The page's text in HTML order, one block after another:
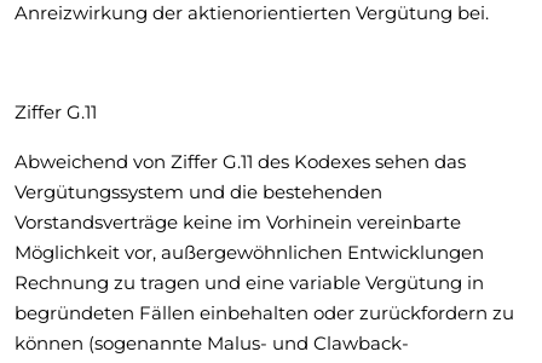
Anreizwirkung der aktienorientierten Vergütung bei.
Ziffer G.11
Abweichend von Ziffer G.11 des Kodexes sehen das
Vergütungssystem und die bestehenden
Vorstandsverträge keine im Vorhinein vereinbarte
Möglichkeit vor, außergewöhnlichen Entwicklungen
Rechnung zu tragen und eine variable Vergütung in
begründeten Fällen einbehalten oder zurückfordern zu
können (sogenannte Malus- und Clawback-